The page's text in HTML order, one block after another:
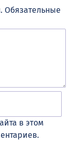
Обязательные
в этом